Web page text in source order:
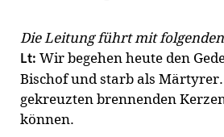
Die Leitung führt mit
Lt: Wir begehen heute den
Bischof und starb als
gekreuzten brennenden
können.